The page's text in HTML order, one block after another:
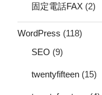
固定電話FAX (2)
WordPress (118)
SEO (9)
twentyfifteen (15)